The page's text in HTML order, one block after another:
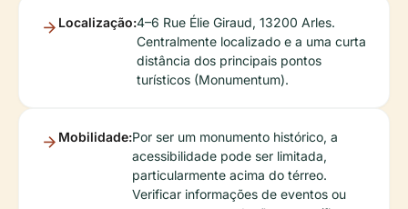
Localização:4–6 Rue Élie Giraud, 13200 Arles.
Centralmente localizado e a uma curta
distância dos principais pontos
turísticos (Monumentum).
Mobilidade:Por ser um monumento histórico, a
acessibilidade pode ser limitada,
particularmente acima do térreo.
Verificar informações de eventos ou